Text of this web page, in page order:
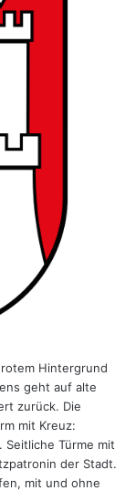
Hintergrund
geht auf alte
zurück. Die
mit Kreuz:
Türme mit
der Stadt.
mit und ohne